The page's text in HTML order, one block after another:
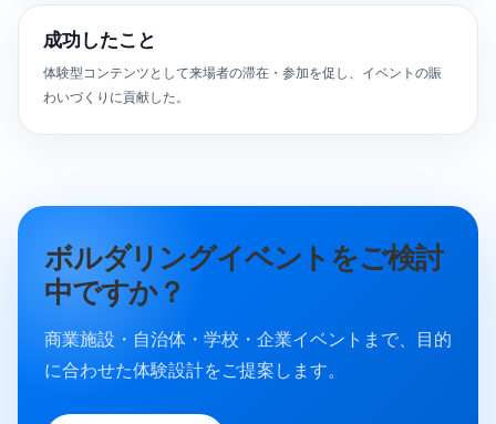
成功したこと
体験型コンテンツとして来場者の滞在・参加を促し、イベントの賑
わいづくりに貢献した。
ボルダリングイベントをご検討
中ですか？
商業施設・自治体・学校・企業イベントまで、目的
に合わせた体験設計をご提案します。